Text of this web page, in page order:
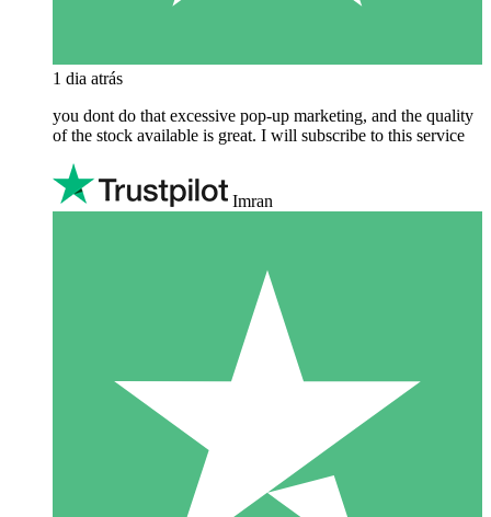
1 dia atrás
you dont do that excessive pop-up marketing, and the quality
of the stock available is great. I will subscribe to this service
Imran